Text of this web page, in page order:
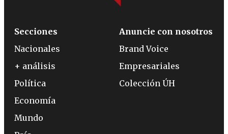
Secciones
Nacionales
+ análisis
Política
Economía
Mundo
Anuncie con nosotros
Brand Voice
Empresariales
Colección ÚH